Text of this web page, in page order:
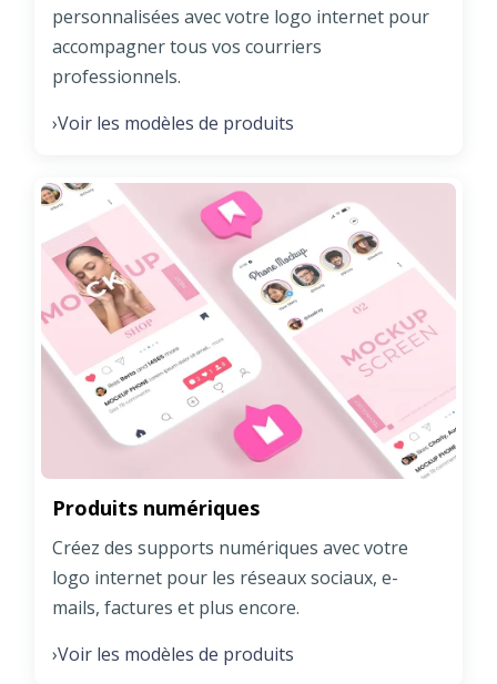
personnalisées avec votre logo internet pour
accompagner tous vos courriers
professionnels.
›Voir les modèles de produits
Produits numériques
Créez des supports numériques avec votre
logo internet pour les réseaux sociaux, e-
mails, factures et plus encore.
›Voir les modèles de produits